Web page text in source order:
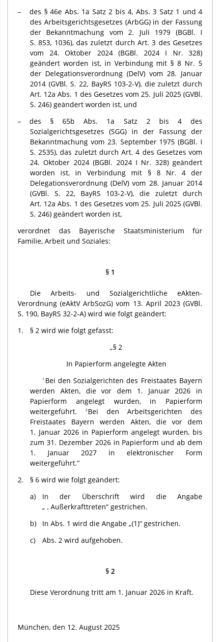
des § 46e Abs. 1a Satz 2 bis 4, Abs. 3 Satz 1 und 4
des Arbeitsgerichtsgesetzes (ArbGG) in der Fassung
der Bekanntmachung vom 2. Juli 1979 (BGBl. I
S. 853, 1036), das zuletzt durch Art. 3 des Gesetzes
vom 24. Oktober 2024 (BGBl. 2024 I Nr. 328)
geändert worden ist, in Verbindung mit § 8 Nr. 5
der Delegationsverordnung (DelV) vom 28. Januar
2014 (GVBl. S. 22, BayRS 103-2-V), die zuletzt durch
Art. 12a Abs. 1 des Gesetzes vom 25. Juli 2025 (GVBl.
S. 246) geändert worden ist, und
des § 65b Abs. 1a Satz 2 bis 4 des
Sozialgerichtsgesetzes (SGG) in der Fassung der
Bekanntmachung vom 23. September 1975 (BGBl. I
S. 2535), das zuletzt durch Art. 4 des Gesetzes vom
24. Oktober 2024 (BGBl. 2024 I Nr. 328) geändert
worden ist, in Verbindung mit § 8 Nr. 4 der
Delegationsverordnung (DelV) vom 28. Januar 2014
(GVBl. S. 22, BayRS 103-2-V), die zuletzt durch
Art. 12a Abs. 1 des Gesetzes vom 25. Juli 2025 (GVBl.
S. 246) geändert worden ist,
verordnet das Bayerische Staatsministerium für
Familie, Arbeit und Soziales:
§ 1
Die Arbeits- und Sozialgerichtliche eAkten-
Verordnung (eAktV ArbSozG) vom 13. April 2023 (GVBl.
S. 190, BayRS 32-2-A) wird wie folgt geändert:
1.
§ 2 wird wie folgt gefasst:
„§ 2
In Papierform angelegte Akten
1 Bei den Sozialgerichten des Freistaates Bayern
werden Akten, die vor dem 1. Januar 2026 in
Papierform angelegt wurden, in Papierform
weitergeführt.
2 Bei den Arbeitsgerichten des
Freistaates Bayern werden Akten, die vor dem
1. Januar 2026 in Papierform angelegt wurden, bis
zum 31. Dezember 2026 in Papierform und ab dem
1. Januar 2027 in elektronischer Form
weitergeführt.“
2.
§ 6 wird wie folgt geändert:
a)
In der Überschrift wird die Angabe
„ , Außerkrafttreten“ gestrichen.
b)
In Abs. 1 wird die Angabe „(1)“ gestrichen.
c)
Abs. 2 wird aufgehoben.
§ 2
Diese Verordnung tritt am 1. Januar 2026 in Kraft.
München, den 12. August 2025